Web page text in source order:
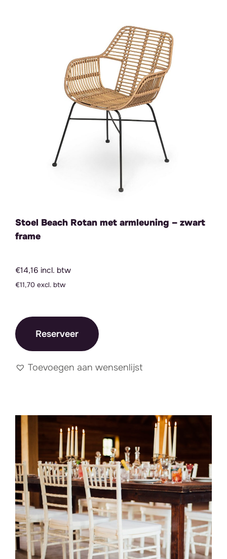
Stoel Beach Rotan met armleuning – zwart
frame
€14,16 incl. btw
€11,70 excl. btw
Reserveer
Toevoegen aan wensenlijst